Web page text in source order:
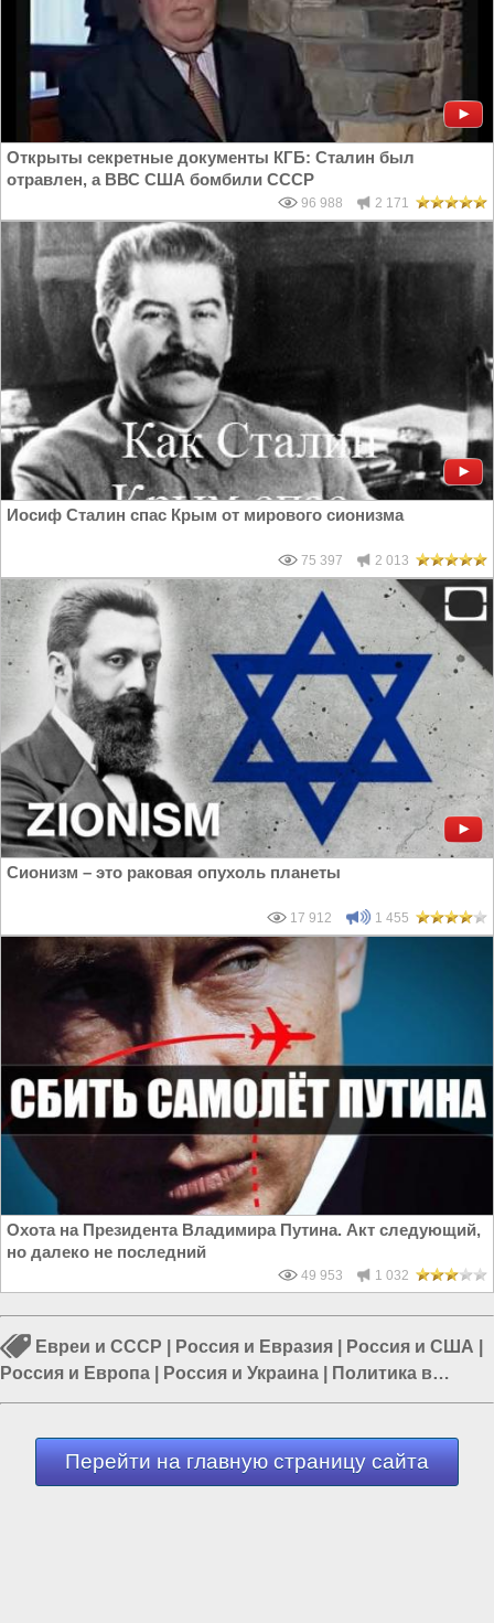
Открыты секретные документы КГБ: Сталин был
отравлен, а ВВС США бомбили СССР
96 988 2 171
Иосиф Сталин спас Крым от мирового сионизма
75 397 2 013
Сионизм – это раковая опухоль планеты
17 912 1 455
Охота на Президента Владимира Путина. Акт следующий,
но далеко не последний
49 953 1 032
Евреи и СССР Россия и Евразия Россия и США
Россия и Европа
Россия и Украина
Политика в
России|Власть в РФ
Перейти на главную страницу сайта